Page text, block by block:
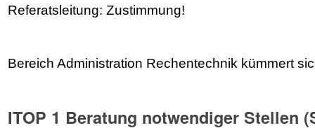
Referatsleitung: Zustimmung!
Bereich Administration Rechentechnik kümmert
ITOP 1 Beratung notwendiger Stellen